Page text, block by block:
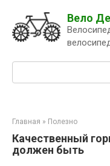
контенту
Вело
Главная » Полезно
Качественный
должен быть